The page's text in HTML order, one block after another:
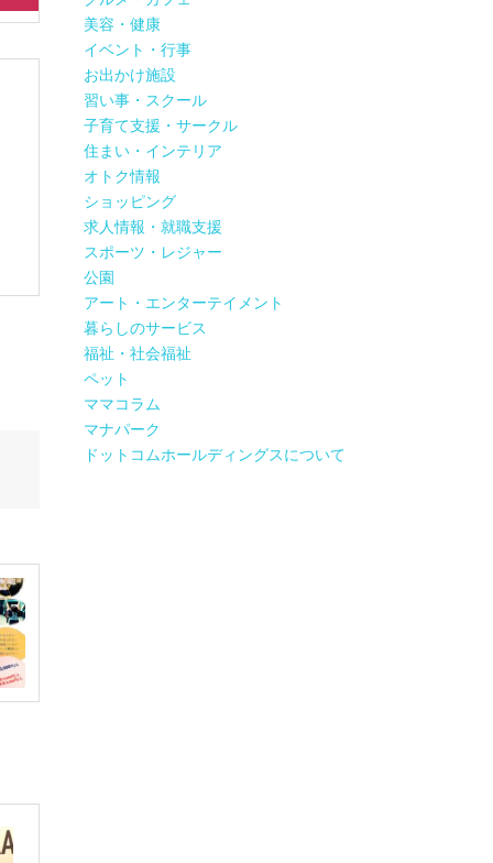
美容・健康
イベント・行事
お出かけ施設
習い事・スクール
子育て支援・サークル
住まい・インテリア
オトク情報
ショッピング
求人情報・就職支援
スポーツ・レジャー
公園
アート・エンターテイメント
暮らしのサービス
福祉・社会福祉
ペット
ママコラム
マナパーク
ドットコムホールディングスについて